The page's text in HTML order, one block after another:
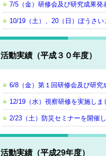
7/5（金）研修会及び研究成果発
10/19（土）、20（日）ぼうさ
活動実績（平成３０年度）
6/8（金）第１回研修会及び研究
12/19（水）視察研修を実施しま
2/23（土）防災セミナーを開催
活動実績（平成29年度）